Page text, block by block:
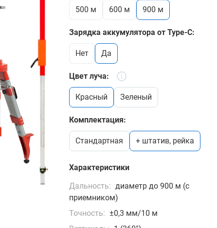
500 м 600 м 900 м
Зарядка аккумулятора от Type-C:
нет да
Цвет луча:
красный зеленый
Комплектация:
стандартная + штатив, рейка
Характеристики
Дальность: диаметр до 900 м (с
приемником)
Точность: ±0,3 мм/10 м